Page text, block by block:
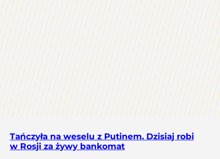
Tańczyła na weselu z Putinem. Dzisiaj robi
w Rosji za żywy bankomat